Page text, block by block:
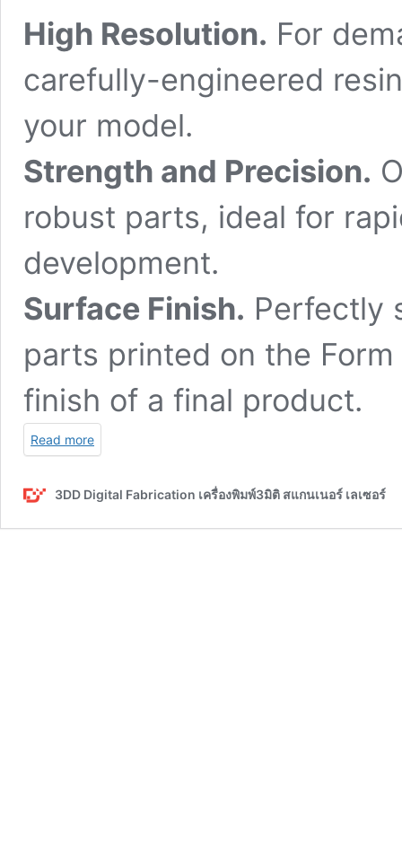
High Resolution. For
carefully-engineered
your model.
Strength and Precision.
robust parts, ideal for
development.
Surface Finish. Perfectly
parts printed on the
finish of a final product.
Read more
3DD Digital Fabrication เครื่องพิมพ์3มิติ สแกนเนอร์ เลเซอร์